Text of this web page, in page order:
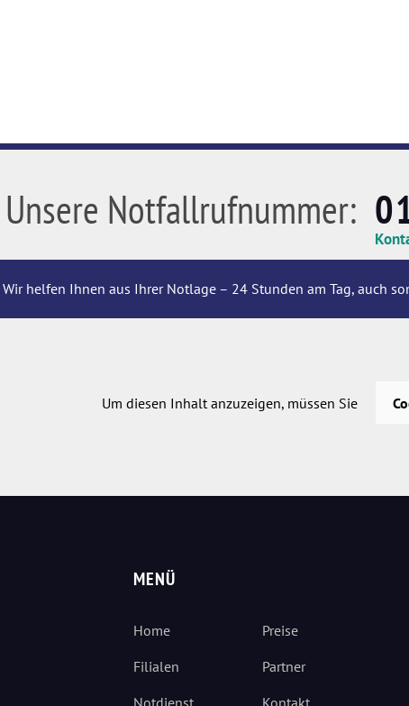
Unsere Notfallrufnummer:
Wir helfen Ihnen aus Ihrer Notlage – 24 Stunden am Tag, auch
Um diesen Inhalt anzuzeigen, müssen Sie
MENÜ
Home
Filialen
Preise
Partner